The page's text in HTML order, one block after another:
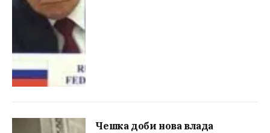
Чешка доби нова влада